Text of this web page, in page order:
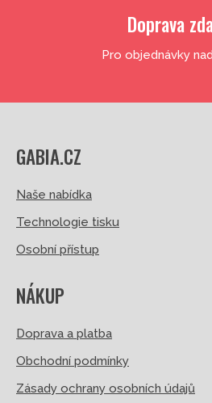
Doprava
Pro objednávky
GABIA.CZ
Naše nabídka
Technologie tisku
Osobní přístup
NÁKUP
Doprava a platba
Obchodní podmínky
Zásady ochrany osobních údajů